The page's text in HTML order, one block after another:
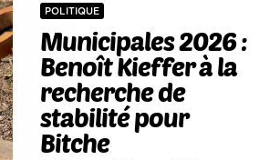
POLITIQUE
Municipales 2026 :
Benoît Kieffer à la
recherche de
stabilité pour
Bitche